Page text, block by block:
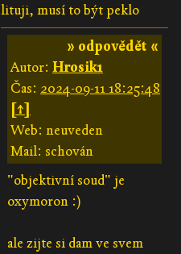
lituji, musí to být peklo
» odpovědět «
Autor: Hrosik1
Čas: 2024-09-11 18:25:48
[↑]
Web: neuveden
Mail: schován
"objektivní soud" je
oxymoron :)
ale zijte si dam ve svem